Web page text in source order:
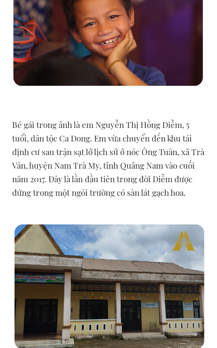
Bé gái trong ảnh là em Nguyễn Thị Hồng Diễm, 5
tuổi, dân tộc Ca Dong. Em vừa chuyển đến khu tái
định cư sau trận sạt lở lịch sử ở nóc Ông Tuân, xã Trà
Vân, huyện Nam Trà My, tỉnh Quảng Nam vào cuối
năm 2017. Đây là lần đầu tiên trong đời Diễm được
đứng trong một ngôi trường có sàn lát gạch hoa.